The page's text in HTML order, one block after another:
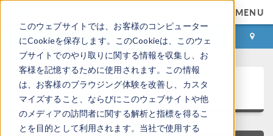
このウェブサイトでは、お客様のコンピューター
にCookieを保存します。このCookieは、このウェ
ブサイトでのやり取りに関する情報を収集し、お
客様を記憶するために使用されます。この情報
は、お客様のブラウジング体験を改善し、カスタ
マイズすること、ならびにこのウェブサイトや他
のメディアの訪問者に関する解析と指標を得るこ
とを目的として利用されます。当社で使用する
MENU
ログイン お問い合わせ
アプリケーションギャラリ